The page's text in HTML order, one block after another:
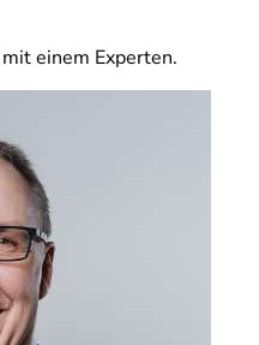
einem Experten.